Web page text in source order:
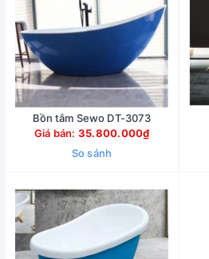
Bồn tắm Sewo DT-3073
Giá bán: 35.800.000₫
So sánh